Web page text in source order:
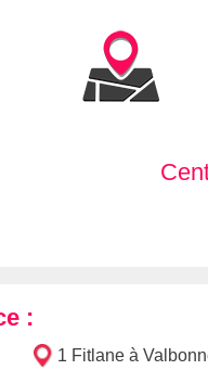
:
1 Fitlane à